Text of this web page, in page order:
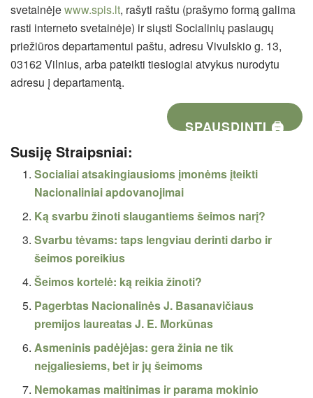
svetainėjewww.spis.lt, rašyti raštu (prašymo formą galima
rasti interneto svetainėje) ir siųsti Socialinių paslaugų
priežiūros departamentui paštu, adresu Vivulskio g. 13,
03162 Vilnius, arba pateikti tiesiogiai atvykus nurodytu
adresu į departamentą.
SPAUSDINTI 🖨
Susiję Straipsniai:
Socialiai atsakingiausioms įmonėms įteikti
Nacionaliniai apdovanojimai
Ką svarbu žinoti slaugantiems šeimos narį?
Svarbu tėvams: taps lengviau derinti darbo ir
šeimos poreikius
Šeimos kortelė: ką reikia žinoti?
Pagerbtas Nacionalinės J. Basanavičiaus
premijos laureatas J. E. Morkūnas
Asmeninis padėjėjas: gera žinia ne tik
neįgaliesiems, bet ir jų šeimoms
Nemokamas maitinimas ir parama mokinio